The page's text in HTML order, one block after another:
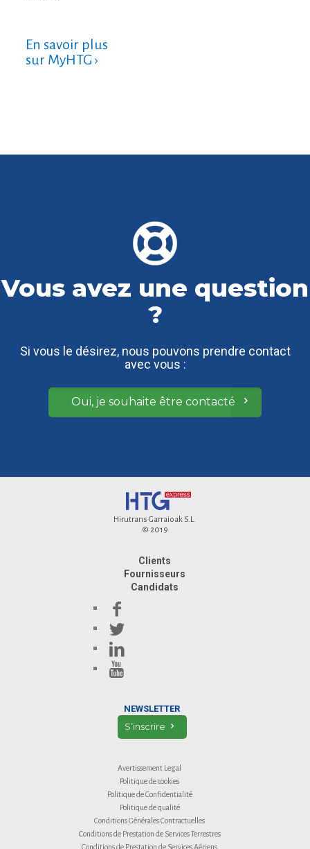
En savoir plus
sur MyHTG ›
Vous avez une question
?
Si vous le désirez, nous pouvons prendre contact
avec vous :
Oui, je souhaite être contacté
Hirutrans Garraioak S.L.
© 2019
Clients
Fournisseurs
Candidats
NEWSLETTER
S’inscrire
Avertissement Legal
Politique de cookies
Politique de Confidentialité
Politique de qualité
Conditions Générales Contractuelles
Conditions de Prestation de Services Terrestres
Conditions de Prestation de Services Aériens